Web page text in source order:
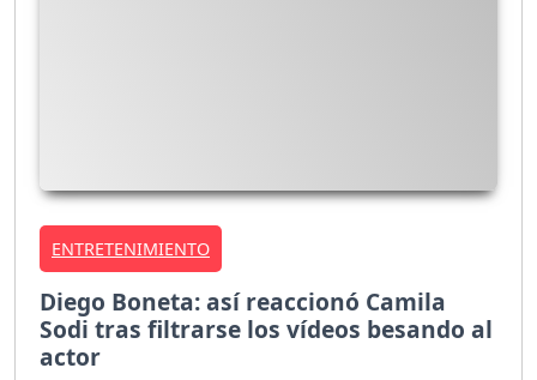
ENTRETENIMIENTO
Diego Boneta: así reaccionó Camila
Sodi tras filtrarse los vídeos besando al
actor